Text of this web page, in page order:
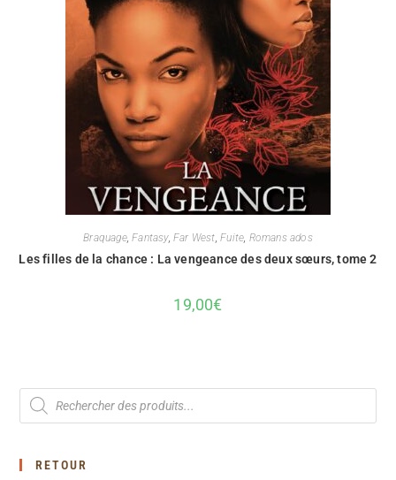
Braquage,Fantasy,Far West,Fuite, Romans ados
Les filles de la chance : La vengeance des deux sœurs, tome 2
19,00€
RETOUR